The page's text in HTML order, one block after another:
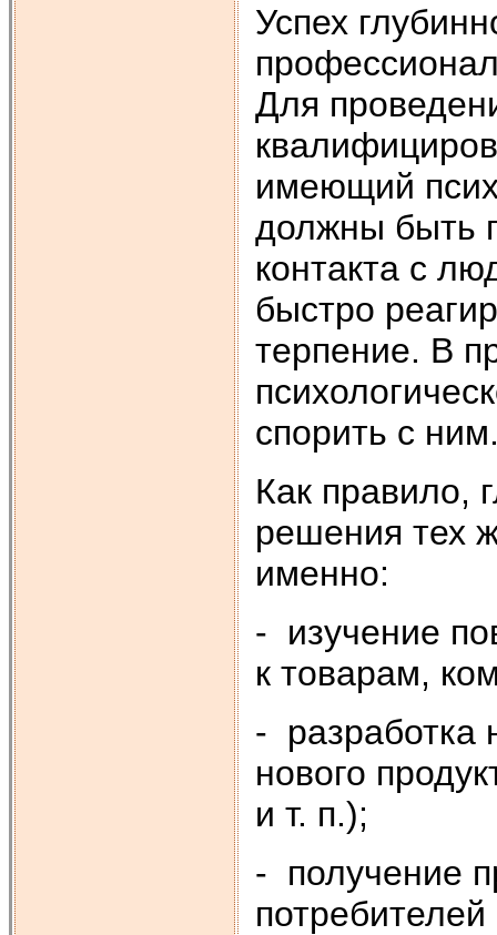
Успех
Для
имеющий
должны быть
контакта с
быстро
терпение. В
спорить с
Как правило,
решения тех
именно:
- изучение
к товарам,
- разработка
нового
и т. п.);
- получение